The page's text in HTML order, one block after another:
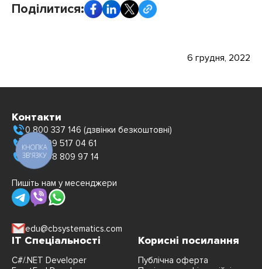
Поділитися:
6 грудня, 2022
Контакти
0 800 337 146 (дзвінки безкоштовні)
+380 99 517 04 61
+380 98 809 97 14
Пишіть нам у месенджери
edu@cbsystematics.com
IT Спеціальності
C#/.NET Developer
Корисні посилання
Публічна оферта
КНОПКА
ЗВ'ЯЗКУ